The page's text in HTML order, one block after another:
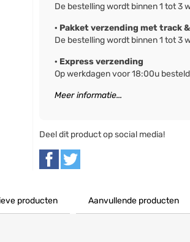
De bestelling wordt binnen 1 tot 3
· Pakket verzending met track
De bestelling wordt binnen 1 tot 3
· Express verzending
Op werkdagen voor 18:00u
Meer informatie...
Deel dit product op social media!
producten Aanvullende producten